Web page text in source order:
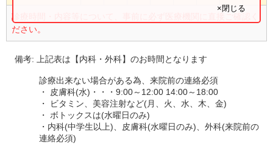
診療時間・内容等について、事前に必ず医療機関に直接ご確認く
ださい。
×閉じる
備考: 上記表は【内科・外科】のお時間となります
診療出来ない場合がある為、来院前の連絡必須
・ 皮膚科(水)・・・9:00～12:00 14:00～18:00
・ ビタミン、美容注射など(月、火、水、木、金)
・ ボトックスは(水曜日のみ)
・内科(中学生以上)、皮膚科(水曜日のみ)、外科(来院前の
連絡必須)